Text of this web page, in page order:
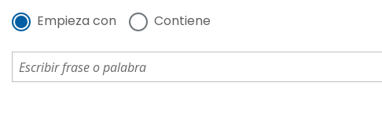
Empieza con Contiene